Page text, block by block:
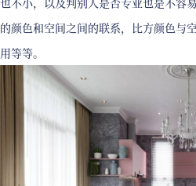
的颜色和空间之间的联系，比方颜色与
用等等。